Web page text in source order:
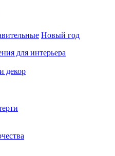
Новый год
для интерьера
декор